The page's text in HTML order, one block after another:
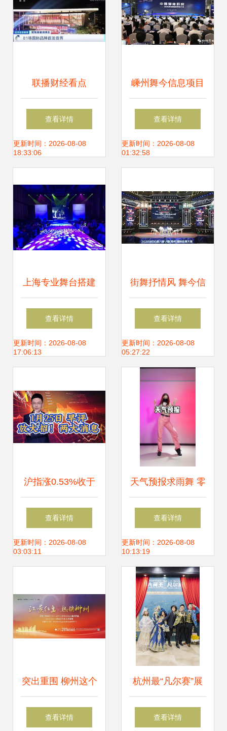
赛颁奖晚会获好评
联播财经看点
2021.05.06 舞今信
息的市场表现与未
查看详情
更新时间：2026-08-08
18:33:06
嵊州舞今信息项目
签约深圳，开启区
域产业升级新篇章
查看详情
更新时间：2026-08-08
01:32:58
上海专业舞台搭建
公司 舞今信息的专
业服务与优势解析
查看详情
更新时间：2026-08-08
17:06:13
街舞抒情风 舞今信
息的艺术表达
查看详情
更新时间：2026-08-08
05:27:22
沪指涨0.53%收于
2770点，市场今日
展望与盘前两大消
查看详情
更新时间：2026-08-08
03:03:11
天气预报求雨舞 零
基础也能轻松跳的
猛男舞蹈
查看详情
更新时间：2026-08-08
10:13:19
突出重围 柳州这个
标杆超人气 舞今信
查看详情
杭州最“凡尔赛”展
览盛大开幕，舞今
查看详情